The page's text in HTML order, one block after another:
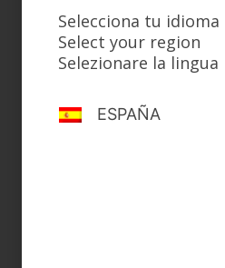
Selecciona tu idioma
Select your region
Selezionare la lingua
ESPAÑA